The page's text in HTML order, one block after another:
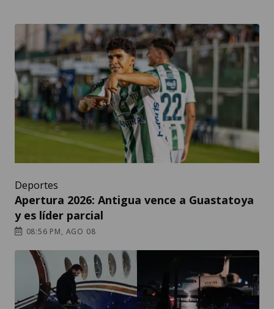
Deportes
Apertura 2026: Antigua vence a Guastatoya
y es líder parcial
08:56 PM, AGO 08